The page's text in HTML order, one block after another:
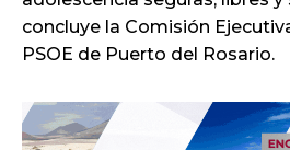
concluye la Comisión
PSOE de Puerto del Rosario.